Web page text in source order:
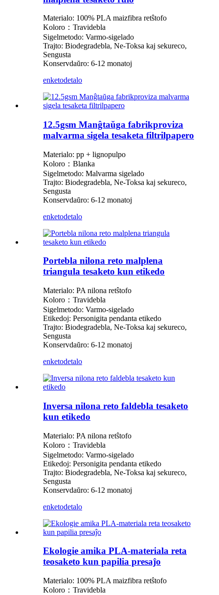
Materialo: 100% PLA maizfibra retŝtofo
Koloro：Travidebla
Sigelmetodo: Varmo-sigelado
Trajto: Biodegradebla, Ne-Toksa kaj sekureco,
Sengusta
Konservdaŭro: 6-12 monatoj
enketodetalo
12.5gsm Manĝtaŭga fabrikproviza
malvarma sigela tesaketa filtrilpapero
Materialo: pp + lignopulpo
Koloro：Blanka
Sigelmetodo: Malvarma sigelado
Trajto: Biodegradebla, Ne-Toksa kaj sekureco,
Sengusta
Konservdaŭro: 6-12 monatoj
enketodetalo
Portebla nilona reto malplena
triangula tesaketo kun etikedo
Materialo: PA nilona retŝtofo
Koloro：Travidebla
Sigelmetodo: Varmo-sigelado
Etikedoj: Personigita pendanta etikedo
Trajto: Biodegradebla, Ne-Toksa kaj sekureco,
Sengusta
Konservdaŭro: 6-12 monatoj
enketodetalo
Inversa nilona reto faldebla tesaketo
kun etikedo
Materialo: PA nilona retŝtofo
Koloro：Travidebla
Sigelmetodo: Varmo-sigelado
Etikedoj: Personigita pendanta etikedo
Trajto: Biodegradebla, Ne-Toksa kaj sekureco,
Sengusta
Konservdaŭro: 6-12 monatoj
enketodetalo
Ekologie amika PLA-materiala reta
teosaketo kun papilia presaĵo
Materialo: 100% PLA maizfibra retŝtofo
Koloro：Travidebla